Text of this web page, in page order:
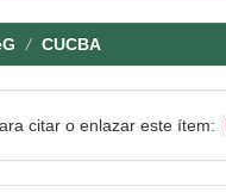
CUCBA
citar o enlazar este ítem: